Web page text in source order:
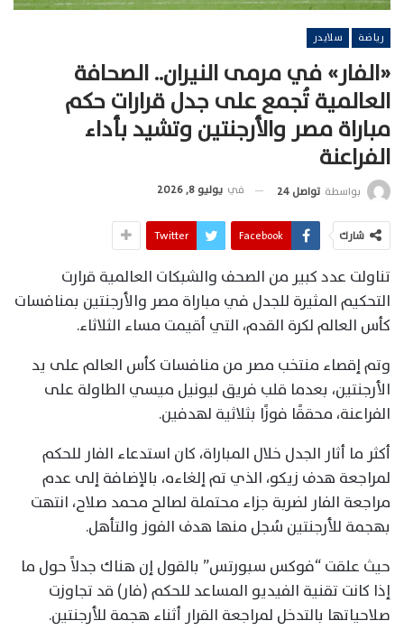
رياضة سلايدر
«الفار» في مرمى النيران.. الصحافة
العالمية تُجمع على جدل قرارات حكم
مباراة مصر والأرجنتين وتشيد بأداء
الفراعنة
بواسطة تواصل 24 في يوليو 8, 2026
شارك Facebook
Twitter
تناولت عدد كبير من الصحف والشبكات العالمية قرارت
التحكيم المثيرة للجدل في مباراة مصر والأرجنتين بمنافسات
كأس العالم لكرة القدم، التي أقيمت مساء الثلاثاء.
وتم إقصاء منتخب مصر من منافسات كأس العالم على يد
الأرجنتين، بعدما قلب فريق ليونيل ميسي الطاولة على
الفراعنة، محققًا فوزًا بثلاثية لهدفين.
أكثر ما أثار الجدل خلال المباراة، كان استدعاء الفار للحكم
لمراجعة هدف زيكو، الذي تم إلغاءه، بالإضافة إلى عدم
مراجعة الفار لضربة جزاء محتملة لصالح محمد صلاح، انتهت
بهجمة للأرجنتين سُجل منها هدف الفوز والتأهل.
حيث علقت “فوكس سبورتس” بالقول إن هناك جدلاً حول ما
إذا كانت تقنية الفيديو المساعد للحكم (فار) قد تجاوزت
صلاحياتها بالتدخل لمراجعة القرار أثناء هجمة للأرجنتين.